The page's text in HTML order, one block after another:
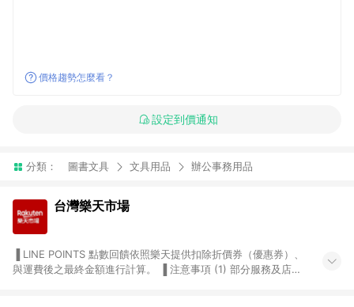
價格趨勢怎麼看？
設定到價通知
分類： 圖書文具 文具用品 辦公事務用品
台灣樂天市場
與運費後之最終金額進行計算。 ▐ 注意事項 (1) 部分服務及店家